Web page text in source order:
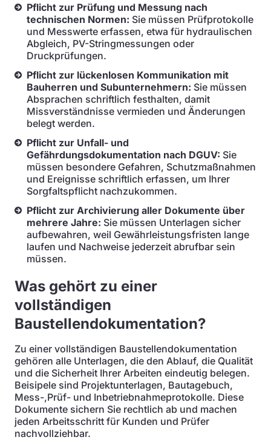
Pflicht zur Prüfung und Messung nach
technischen Normen: Sie müssen Prüfprotokolle
und Messwerte erfassen, etwa für hydraulischen
Abgleich, PV-Stringmessungen oder
Druckprüfungen.
Pflicht zur lückenlosen Kommunikation mit
Bauherren und Subunternehmern: Sie müssen
Absprachen schriftlich festhalten, damit
Missverständnisse vermieden und Änderungen
belegt werden.
Pflicht zur Unfall- und
Gefährdungsdokumentation nach DGUV: Sie
müssen besondere Gefahren, Schutzmaßnahmen
und Ereignisse schriftlich erfassen, um Ihrer
Sorgfaltspflicht nachzukommen.
Pflicht zur Archivierung aller Dokumente über
mehrere Jahre: Sie müssen Unterlagen sicher
aufbewahren, weil Gewährleistungsfristen lange
laufen und Nachweise jederzeit abrufbar sein
müssen.
Was gehört zu einer
vollständigen
Baustellendokumentation?
Zu einer vollständigen Baustellendokumentation
gehören alle Unterlagen, die den Ablauf, die Qualität
und die Sicherheit Ihrer Arbeiten eindeutig belegen.
Beisipele sind Projektunterlagen, Bautagebuch,
Mess-,Prüf- und Inbetriebnahmeprotokolle. Diese
Dokumente sichern Sie rechtlich ab und machen
jeden Arbeitsschritt für Kunden und Prüfer
nachvollziehbar.